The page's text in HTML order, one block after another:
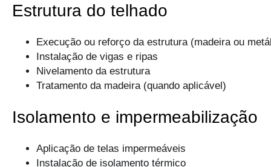
Estrutura do telhado
Execução ou reforço da estrutura (madeira ou
Instalação de vigas e ripas
Nivelamento da estrutura
Tratamento da madeira (quando aplicável)
Isolamento e impermeabilização
Aplicação de telas impermeáveis
Instalação de isolamento térmico